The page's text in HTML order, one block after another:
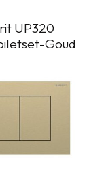
UP320
Goud